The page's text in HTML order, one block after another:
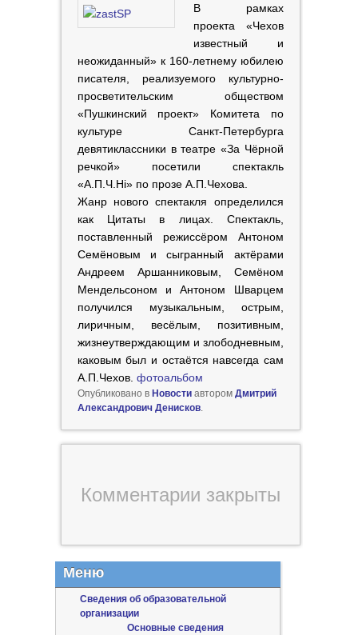
В рамках
проекта «Чехов
известный и
неожиданный» к 160-летнему юбилею
писателя, реализуемого культурно-
просветительским обществом
«Пушкинский проект» Комитета по
культуре Санкт-Петербурга
девятиклассники в театре «За Чёрной
речкой» посетили спектакль
«А.П.Ч.Hi» по прозе А.П.Чехова.
Жанр нового спектакля определился
как Цитаты в лицах. Спектакль,
поставленный режиссёром Антоном
Семёновым и сыгранный актёрами
Андреем Аршанниковым, Семёном
Мендельсоном и Антоном Шварцем
получился музыкальным, острым,
лиричным, весёлым, позитивным,
жизнеутверждающим и злободневным,
каковым был и остаётся навсегда сам
А.П.Чехов. фотоальбом
Опубликовано в Новостиавтором Дмитрий
Александрович Денисков.
Комментарии закрыты
Меню
Сведения об образовательной
организации
Основные сведения